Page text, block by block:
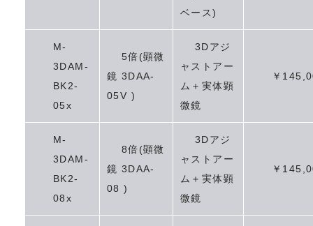
ベース)
M-
3DAM-
BK2-
05x
5倍(顕微
鏡 3DAA-
05V )
3Dアジ
ャストアー
ム＋実体顕
微鏡
￥
M-
3DAM-
BK2-
08x
8倍(顕微
鏡 3DAA-
08 )
3Dアジ
ャストアー
ム＋実体顕
微鏡
￥